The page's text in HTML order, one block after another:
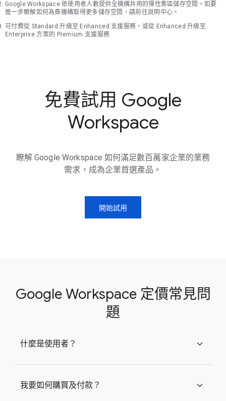
Google Workspace 依使用者人數提供全機構共用的彈性集區儲存空間。如要
進一步瞭解如何為貴機構取得更多儲存空間，請前往說明中心。
可付費從 Standard 升級至 Enhanced 支援服務，或從 Enhanced 升級至
Enterprise 方案的 Premium 支援服務
免費試用 Google
Workspace
瞭解 Google Workspace 如何滿足數百萬家企業的業務
需求，成為企業首選產品。
開始試用
Google Workspace 定價常見問
題
什麼是使用者？ expand_more
我要如何購買及付款？ expand_more